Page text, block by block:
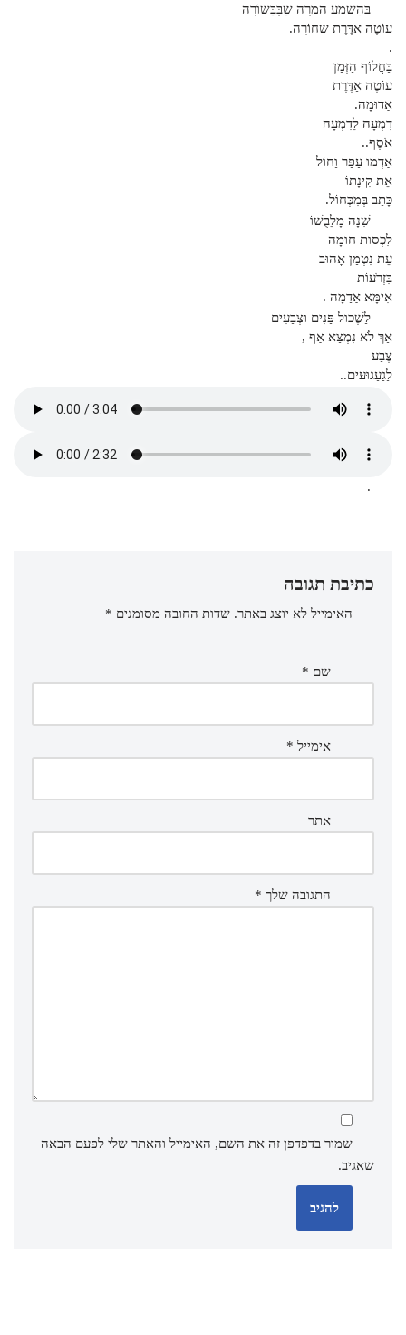
בּהִשַמַע הַמַרָה שֵבָּבֵּשוֹרָה
עוֹטֶה אַדֶּרֶת שחוֹרָה.
.
בַּחֲלוֹף הַזְּמַן
עוֹטֶה אַדֶּרֶת
אַדוּמָה.
דִמְעָה לֵדִמְעָה
אֹסֶף..
אַדְמוּ עַפַר וַחוֹל
אֵת קִינָתוֹ
כָּתַב בְּמִכְּחוֹל.
שִׁנָּה מָלֵבֻּשׁוֹ
לִכְסוּת חוּמָה
עֵת נִטְמַן אָהוּב
בִּזְרֹעוֹת
אִימָּא אַדַמָה .
לַשֶׁכול פַּנִים וּצְבַעִים
אַךְ לֹא נִמְצַא אַף ,
צֶבַע
לַגַעַגוּעּים..
.
כתיבת תגובה
האימייל לא יוצג באתר. שדות החובה מסומנים *
שם *
אימייל *
אתר
התגובה שלך *
שמור בדפדפן זה את השם, האימייל והאתר שלי לפעם הבאה
שאגיב.